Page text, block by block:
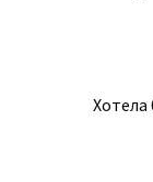
Хотела